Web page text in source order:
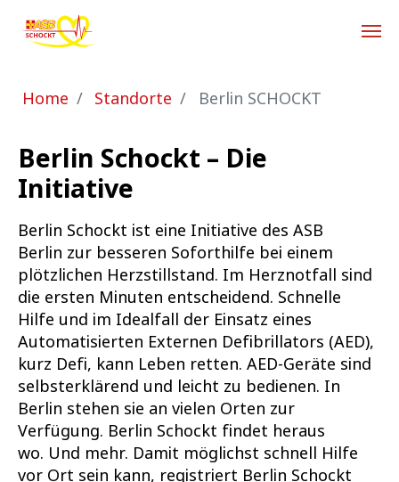
Zum Hauptinhalt springen
Sie sind hier:
Home Standorte Berlin SCHOCKT
Berlin Schockt – Die
Initiative
Berlin Schockt ist eine Initiative des ASB
Berlin zur besseren Soforthilfe bei einem
plötzlichen Herzstillstand. Im Herznotfall sind
die ersten Minuten entscheidend. Schnelle
Hilfe und im Idealfall der Einsatz eines
Automatisierten Externen Defibrillators (AED),
kurz Defi, kann Leben retten. AED-Geräte sind
selbsterklärend und leicht zu bedienen. In
Berlin stehen sie an vielen Orten zur
Verfügung. Berlin Schockt findet heraus
wo. Und mehr. Damit möglichst schnell Hilfe
vor Ort sein kann, registriert Berlin Schockt